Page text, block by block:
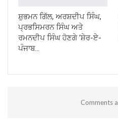
ਸ਼ੁਭਮਨ ਗਿੱਲ, ਅਰਸ਼ਦੀਪ ਸਿੰਘ,
ਪ੍ਰਭਸਿਮਰਨ ਸਿੰਘ ਅਤੇ
ਰਮਨਦੀਪ ਸਿੰਘ ਹੋਣਗੇ ‘ਸ਼ੇਰ-ਏ-
ਪੰਜਾਬ…
Comments